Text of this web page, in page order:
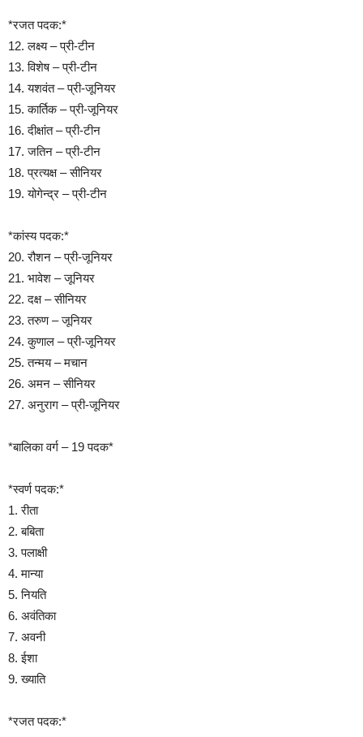
*रजत पदक:*
12. लक्ष्य – प्री-टीन
13. विशेष – प्री-टीन
14. यशवंत – प्री-जूनियर
15. कार्तिक – प्री-जूनियर
16. दीक्षांत – प्री-टीन
17. जतिन – प्री-टीन
18. प्रत्यक्ष – सीनियर
19. योगेन्द्र – प्री-टीन
*कांस्य पदक:*
20. रौशन – प्री-जूनियर
21. भावेश – जूनियर
22. दक्ष – सीनियर
23. तरुण – जूनियर
24. कुणाल – प्री-जूनियर
25. तन्मय – मचान
26. अमन – सीनियर
27. अनुराग – प्री-जूनियर
*बालिका वर्ग – 19 पदक*
*स्वर्ण पदक:*
1. रीता
2. बबिता
3. पलाक्षी
4. मान्या
5. नियति
6. अवंतिका
7. अवनी
8. ईशा
9. ख्याति
*रजत पदक:*